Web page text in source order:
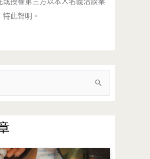
此聲明。